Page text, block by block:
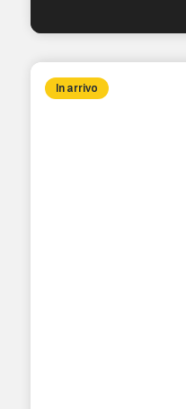
In arrivo